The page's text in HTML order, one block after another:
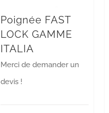
Poignée FAST
LOCK GAMME
ITALIA
Merci de demander un
devis !